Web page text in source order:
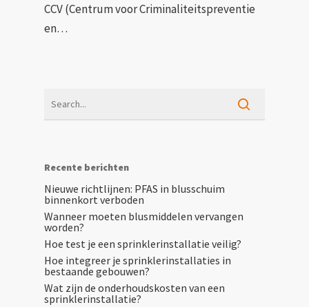
CCV (Centrum voor Criminaliteitspreventie
en…
Recente berichten
Nieuwe richtlijnen: PFAS in blusschuim
binnenkort verboden
Wanneer moeten blusmiddelen vervangen
worden?
Hoe test je een sprinklerinstallatie veilig?
Hoe integreer je sprinklerinstallaties in
bestaande gebouwen?
Wat zijn de onderhoudskosten van een
sprinklerinstallatie?